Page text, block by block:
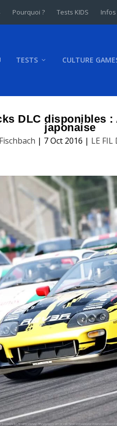
Pourquoi ? Tests KIDS
TESTS CULTURE
DLC disponibles :
japonaise
| 7 Oct 2016 | LE FIL